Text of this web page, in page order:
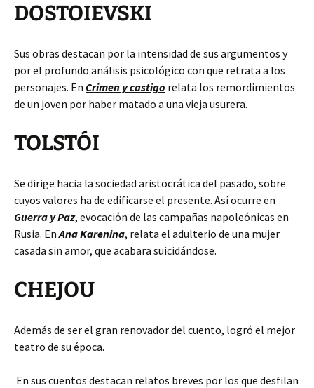
DOSTOIEVSKI
Sus obras destacan por la intensidad de sus argumentos y
por el profundo análisis psicológico con que retrata a los
personajes. En Crimen y castigo relata los remordimientos
de un joven por haber matado a una vieja usurera.
TOLSTÓI
Se dirige hacia la sociedad aristocrática del pasado, sobre
cuyos valores ha de edificarse el presente. Así ocurre en
Guerra y Paz, evocación de las campañas napoleónicas en
Rusia. EnAna Karenina, relata el adulterio de una mujer
casada sin amor, que acabara suicidándose.
CHEJOU
Además de ser el gran renovador del cuento, logró el mejor
teatro de su época.
En sus cuentos destacan relatos breves por los que desfilan